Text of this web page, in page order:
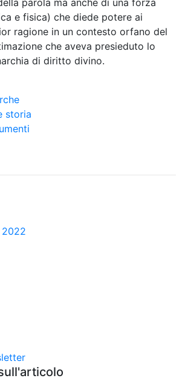
parola ma anche di una forza
e fisica) che diede potere ai
ragione in un contesto orfano del
che aveva presieduto lo
di diritto divino.
storia